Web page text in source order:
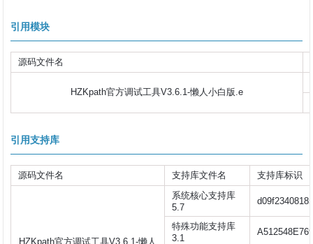
引用模块
源码文件名
HZKpath官方调试工具V3.6.1-懒人小白版.e
引用支持库
源码文件名 支持库文件名 支持库标识
HZKpath官方调试工具V3.6.1-懒人
系统核心支持库
5.7
特殊功能支持库
3.1